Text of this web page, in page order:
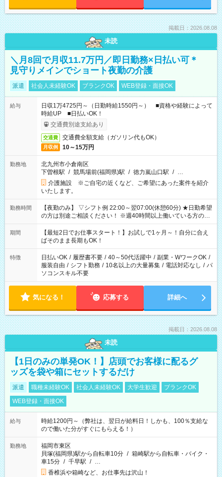
掲載日：2026.08.08
未読
＼月8回で月収11.7万円／即日勤務×日払い可＊
見守りメインでショート夜勤の介護
派遣 社会人未経験OK ブランクOK WEB登録・面接OK
給与
日収1万4725円～（日勤時給1550円～） ■資格や経験によって
時給UP ■日払いOK！
交通費別途支給あり
交通費 交通費全額支給（ガソリン代もOK）
月収例 10～15万円
勤務地
北九州市小倉南区
下曽根駅 / 競馬場前(福岡県)駅 / 徳力嵐山口駅 / …
介護施設 ※ご自宅の近くなど、ご希望にあった案件を紹介
いたします。
勤務時間
【夜勤のみ】 ▽シフト例 22:00～翌07:00(休憩60分) ★日勤希望
の方は別途ご相談ください！ ※週40時間以上働いている方のW
ワークはNG
期間
【最短2日でお仕事スタート！】お試しで1ヶ月～！自分に合え
ばそのまま長期もOK！
特徴 日払いOK / 履歴書不要 / 40～50代活躍中 / 副業・WワークOK /
服装自由 / シフト勤務 / 10名以上の大量募集 / 電話対応なし / パ
ソコンスキル不要
気になる！ 応募する 詳細へ
掲載日：2026.08.08
未読
【1日のみの単発OK！】店頭でお客様に配るグ
ッズを袋や箱にセットするだけ
派遣 職種未経験OK 社会人未経験OK 大学生歓迎
ブランクOK
WEB登録・面接OK
給与
時給1200円～（弊社は、翌日が給料日！しかも、100％支給な
ので働いた分がすぐにもらえる！）
勤務地
福岡市東区
貝塚(福岡県)駅から自転車10分 / 箱崎駅から自転車・バイク・
車15分 / 千早駅 / …
香椎浜や箱崎など、お仕事先は沢山！